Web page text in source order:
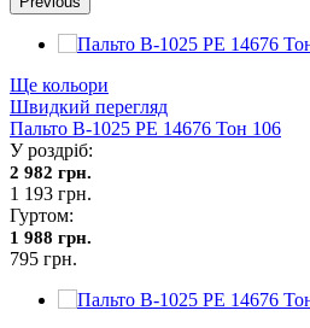
Ще кольори
Швидкий перегляд
Пальто В-1025 PE 14676 Тон 106
У роздріб:
2 982 грн.
1 193 грн.
Гуртом:
1 988 грн.
795 грн.